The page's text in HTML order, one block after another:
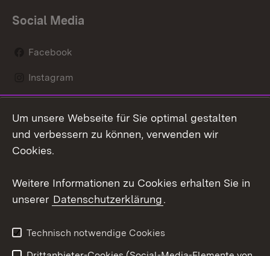
Social Media
Facebook
Instagram
Social Wall
Youtube
Kontakt
Datenschutz
Barrierefreiheit
Um unsere Webseite für Sie optimal gestalten
und verbessern zu können, verwenden wir
Cookies.
Weitere Informationen zu Cookies erhalten Sie in
unserer Datenschutzerklärung.
Technisch notwendige Cookies